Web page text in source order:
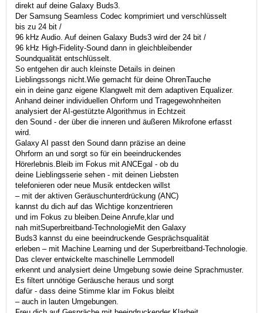
direkt auf deine Galaxy Buds3.
Der Samsung Seamless Codec komprimiert und verschlüsselt
bis zu 24 bit /
96 kHz Audio. Auf deinen Galaxy Buds3 wird der 24 bit /
96 kHz High-Fidelity-Sound dann in gleichbleibender
Soundqualität entschlüsselt.
So entgehen dir auch kleinste Details in deinen
Lieblingssongs nicht.Wie gemacht für deine OhrenTauche
ein in deine ganz eigene Klangwelt mit dem adaptiven Equalizer.
Anhand deiner individuellen Ohrform und Tragegewohnheiten
analysiert der AI-gestützte Algorithmus in Echtzeit
den Sound - der über die inneren und äußeren Mikrofone erfasst
wird.
Galaxy AI passt den Sound dann präzise an deine
Ohrform an und sorgt so für ein beeindruckendes
Hörerlebnis.Bleib im Fokus mit ANCEgal - ob du
deine Lieblingsserie sehen - mit deinen Liebsten
telefonieren oder neue Musik entdecken willst
– mit der aktiven Geräuschunterdrückung (ANC)
kannst du dich auf das Wichtige konzentrieren
und im Fokus zu bleiben.Deine Anrufe,klar und
nah mitSuperbreitband-TechnologieMit den Galaxy
Buds3 kannst du eine beeindruckende Gesprächsqualität
erleben – mit Machine Learning und der Superbreitband-Technologie.
Das clever entwickelte maschinelle Lernmodell
erkennt und analysiert deine Umgebung sowie deine Sprachmuster.
Es filtert unnötige Geräusche heraus und sorgt
dafür - dass deine Stimme klar im Fokus bleibt
– auch in lauten Umgebungen.